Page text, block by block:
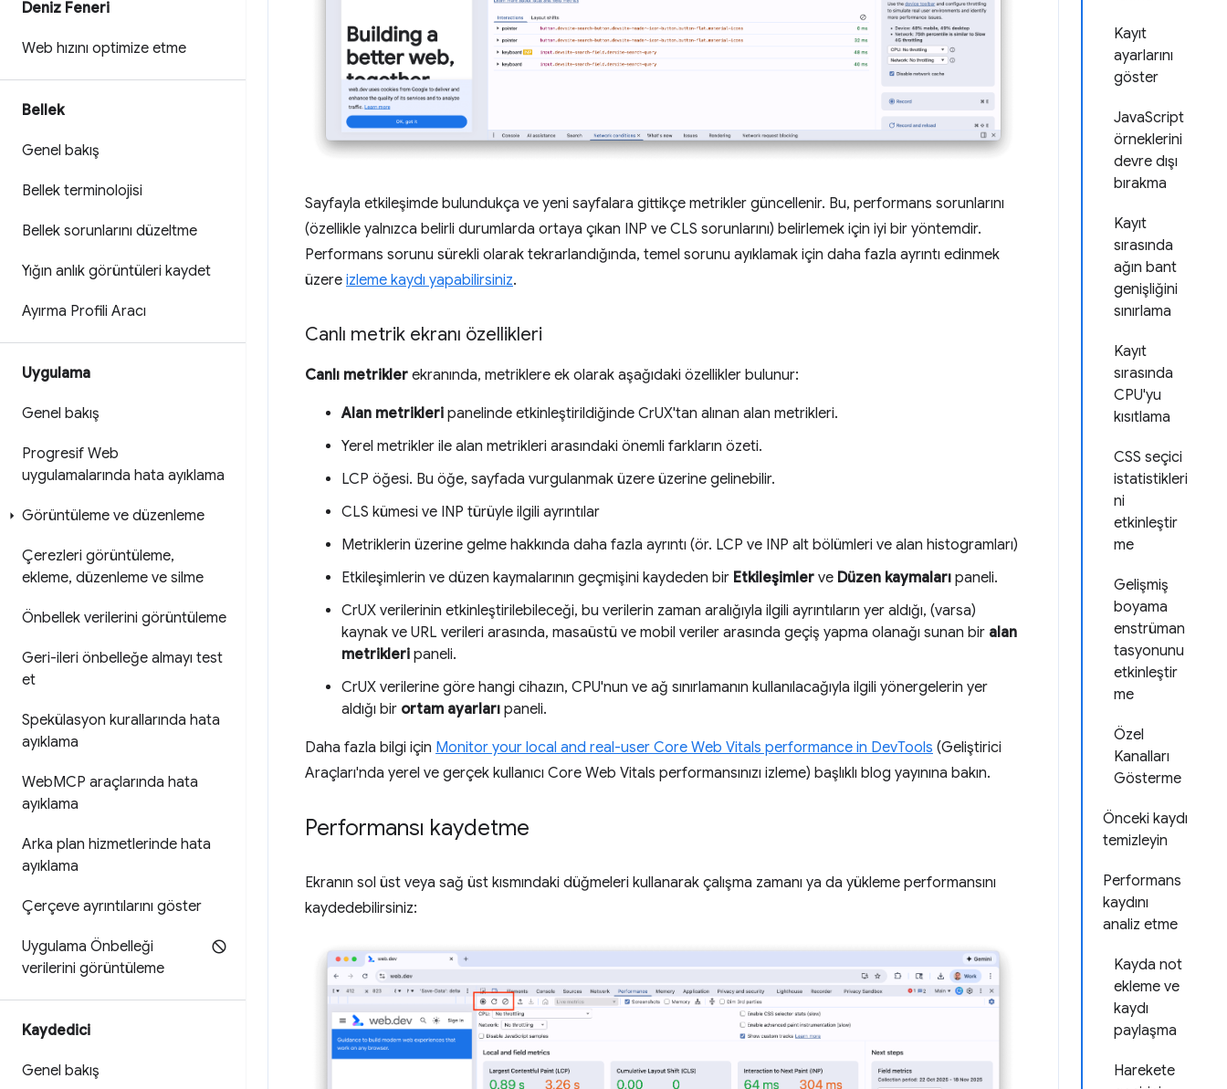
Deniz Feneri
Web hızını optimize etme
Bellek
Genel bakış
Bellek terminolojisi
Bellek sorunlarını düzeltme
Yığın anlık görüntüleri kaydet
Ayırma Profili Aracı
Uygulama
Genel bakış
Progresif Web
uygulamalarında hata ayıklama
Görüntüleme ve düzenleme
Çerezleri görüntüleme,
ekleme, düzenleme ve silme
Önbellek verilerini görüntüleme
Geri-ileri önbelleğe almayı test
et
Spekülasyon kurallarında hata
ayıklama
WebMCP araçlarında hata
ayıklama
Arka plan hizmetlerinde hata
ayıklama
Çerçeve ayrıntılarını göster
Uygulama Önbelleği
verilerini görüntüleme
Kaydedici
Genel bakış
Kayıt
ayarlarını
göster
JavaScript
örneklerini
devre dışı
bırakma
Kayıt
sırasında
ağın bant
genişliğini
sınırlama
Kayıt
sırasında
CPU'yu
kısıtlama
CSS seçici
istatistikleri
ni
etkinleştir
me
Gelişmiş
boyama
enstrüman
tasyonunu
etkinleştir
me
Özel
Kanalları
Gösterme
Önceki kaydı
temizleyin
Performans
kaydını
analiz etme
Kayda not
ekleme ve
kaydı
paylaşma
Harekete
Sayfayla etkileşimde bulundukça ve yeni sayfalara gittikçe metrikler güncellenir. Bu, performans sorunlarını
(özellikle yalnızca belirli durumlarda ortaya çıkan INP ve CLS sorunlarını) belirlemek için iyi bir yöntemdir.
Performans sorunu sürekli olarak tekrarlandığında, temel sorunu ayıklamak için daha fazla ayrıntı edinmek
üzere izleme kaydı yapabilirsiniz.
Canlı metrik ekranı özellikleri
Canlı metrikler ekranında, metriklere ek olarak aşağıdaki özellikler bulunur:
Alan metrikleri panelinde etkinleştirildiğinde CrUX'tan alınan alan metrikleri.
Yerel metrikler ile alan metrikleri arasındaki önemli farkların özeti.
LCP öğesi. Bu öğe, sayfada vurgulanmak üzere üzerine gelinebilir.
CLS kümesi ve INP türüyle ilgili ayrıntılar
Metriklerin üzerine gelme hakkında daha fazla ayrıntı (ör. LCP ve INP alt bölümleri ve alan histogramları)
Etkileşimlerin ve düzen kaymalarının geçmişini kaydeden bir Etkileşimler ve Düzen kaymaları paneli.
CrUX verilerinin etkinleştirilebileceği, bu verilerin zaman aralığıyla ilgili ayrıntıların yer aldığı, (varsa)
kaynak ve URL verileri arasında, masaüstü ve mobil veriler arasında geçiş yapma olanağı sunan bir alan
metrikleri paneli.
CrUX verilerine göre hangi cihazın, CPU'nun ve ağ sınırlamanın kullanılacağıyla ilgili yönergelerin yer
aldığı bir ortam ayarları paneli.
Daha fazla bilgi için Monitor your local and real-user Core Web Vitals performance in DevTools (Geliştirici
Araçları'nda yerel ve gerçek kullanıcı Core Web Vitals performansınızı izleme) başlıklı blog yayınına bakın.
Performansı kaydetme
Ekranın sol üst veya sağ üst kısmındaki düğmeleri kullanarak çalışma zamanı ya da yükleme performansını
kaydedebilirsiniz: